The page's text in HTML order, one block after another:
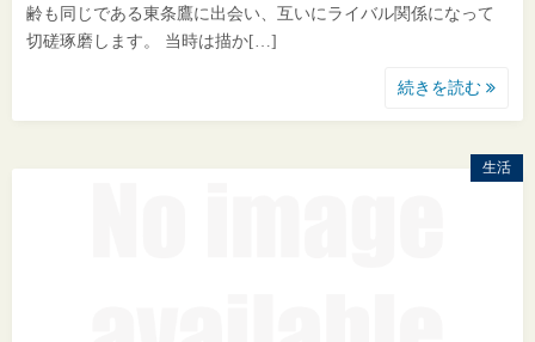
齢も同じである東条鷹に出会い、互いにライバル関係になって
切磋琢磨します。 当時は描か[…]
続きを読む
生活